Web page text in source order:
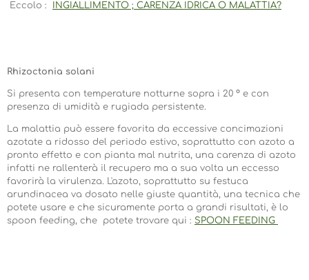
Eccolo : INGIALLIMENTO ; CARENZA IDRICA O MALATTIA?
Rhizoctonia solani
Si presenta con temperature notturne sopra i 20 ° e con
presenza di umidità e rugiada persistente.
La malattia può essere favorita da eccessive concimazioni
azotate a ridosso del periodo estivo, soprattutto con azoto a
pronto effetto e con pianta mal nutrita, una carenza di azoto
infatti ne rallenterà il recupero ma a sua volta un eccesso
favorirà la virulenza. L'azoto, soprattutto su festuca
arundinacea va dosato nelle giuste quantità, una tecnica che
potete usare e che sicuramente porta a grandi risultati, è lo
spoon feeding, che potete trovare qui : SPOON FEEDING